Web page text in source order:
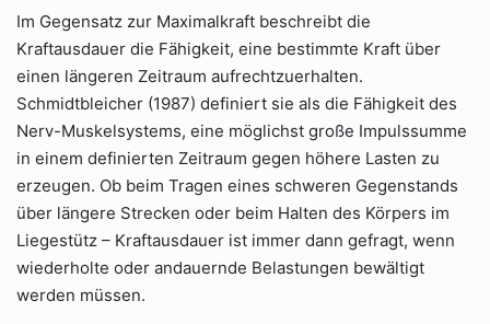
Im Gegensatz zur Maximalkraft beschreibt die
Kraftausdauer die Fähigkeit, eine bestimmte Kraft über
einen längeren Zeitraum aufrechtzuerhalten.
Schmidtbleicher (1987) definiert sie als die Fähigkeit des
Nerv-Muskelsystems, eine möglichst große Impulssumme
in einem definierten Zeitraum gegen höhere Lasten zu
erzeugen. Ob beim Tragen eines schweren Gegenstands
über längere Strecken oder beim Halten des Körpers im
Liegestütz – Kraftausdauer ist immer dann gefragt, wenn
wiederholte oder andauernde Belastungen bewältigt
werden müssen.